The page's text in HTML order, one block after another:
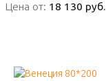
Цена от: 18 130 руб.
Цена от: 18 130 руб.